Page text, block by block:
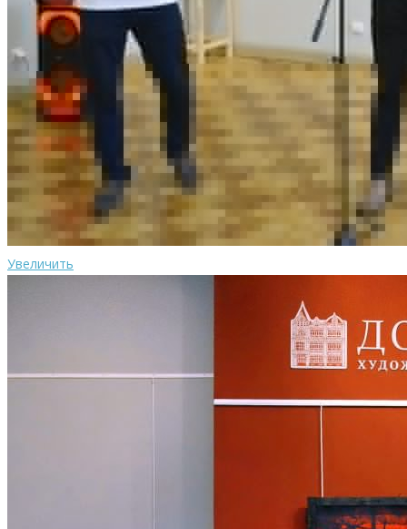
Увеличить